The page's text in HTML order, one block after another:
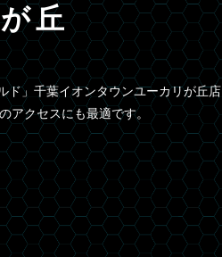
丘
ド」千葉イオンタウンユーカリが丘店
クセスにも最適です。